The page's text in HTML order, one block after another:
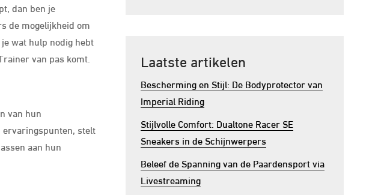
dan ben je
de mogelijkheid om
wat hulp nodig hebt
van pas komt.
van hun
ervaringspunten, stelt
aan hun
Laatste artikelen
Bescherming en Stijl: De Bodyprotector van
Imperial Riding
Stijlvolle Comfort: Dualtone Racer SE
Sneakers in de Schijnwerpers
Beleef de Spanning van de Paardensport via
Livestreaming